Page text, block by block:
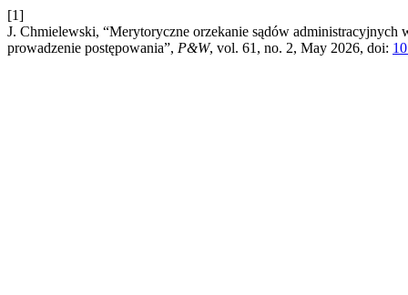
[1]
J. Chmielewski, “Merytoryczne orzekanie sądów
prowadzenie postępowania”, P&W, vol. 61, no. 2, May 2026, doi: